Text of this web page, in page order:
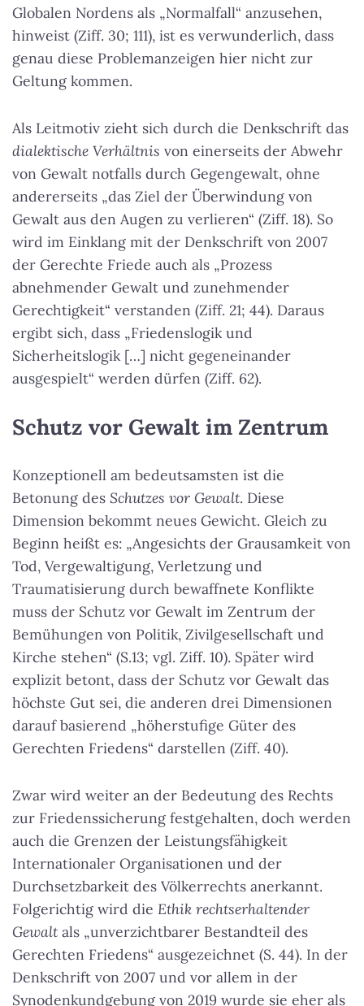
Globalen Nordens als „Normalfall“ anzusehen,
hinweist (Ziff. 30; 111), ist es verwunderlich, dass
genau diese Problemanzeigen hier nicht zur
Geltung kommen.
Als Leitmotiv zieht sich durch die Denkschrift das
dialektische Verhältnis von einerseits der Abwehr
von Gewalt notfalls durch Gegengewalt, ohne
andererseits „das Ziel der Überwindung von
Gewalt aus den Augen zu verlieren“ (Ziff. 18). So
wird im Einklang mit der Denkschrift von 2007
der Gerechte Friede auch als „Prozess
abnehmender Gewalt und zunehmender
Gerechtigkeit“ verstanden (Ziff. 21; 44). Daraus
ergibt sich, dass „Friedenslogik und
Sicherheitslogik […] nicht gegeneinander
ausgespielt“ werden dürfen (Ziff. 62).
Schutz vor Gewalt im Zentrum
Konzeptionell am bedeutsamsten ist die
Betonung des Schutzes vor Gewalt. Diese
Dimension bekommt neues Gewicht. Gleich zu
Beginn heißt es: „Angesichts der Grausamkeit von
Tod, Vergewaltigung, Verletzung und
Traumatisierung durch bewaffnete Konflikte
muss der Schutz vor Gewalt im Zentrum der
Bemühungen von Politik, Zivilgesellschaft und
Kirche stehen“ (S.13; vgl. Ziff. 10). Später wird
explizit betont, dass der Schutz vor Gewalt das
höchste Gut sei, die anderen drei Dimensionen
darauf basierend „höherstufige Güter des
Gerechten Friedens“ darstellen (Ziff. 40).
Zwar wird weiter an der Bedeutung des Rechts
zur Friedenssicherung festgehalten, doch werden
auch die Grenzen der Leistungsfähigkeit
Internationaler Organisationen und der
Durchsetzbarkeit des Völkerrechts anerkannt.
Folgerichtig wird die Ethik rechtserhaltender
Gewaltals „unverzichtbarer Bestandteil des
Gerechten Friedens“ ausgezeichnet (S. 44). In der
Denkschrift von 2007 und vor allem in der
Synodenkundgebung von 2019 wurde sie eher als